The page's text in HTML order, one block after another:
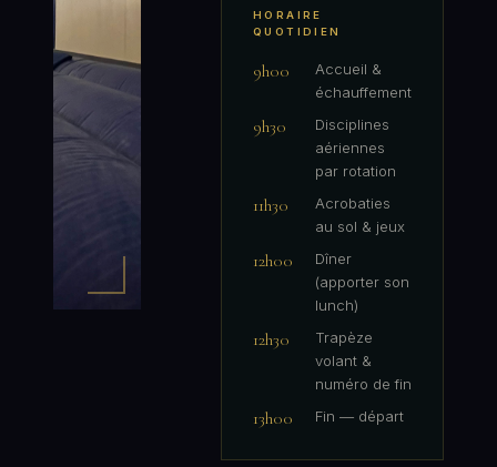
HORAIRE
QUOTIDIEN
9h00
Accueil &
échauffement
9h30
Disciplines
aériennes
par rotation
11h30
Acrobaties
au sol & jeux
12h00
Dîner
(apporter son
lunch)
12h30
Trapèze
volant &
numéro de fin
13h00 Fin — départ